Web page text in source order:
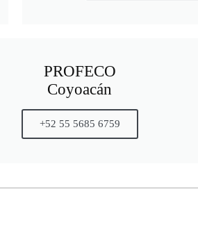
PROFECO
Coyoacán
+52 55 5685 6759